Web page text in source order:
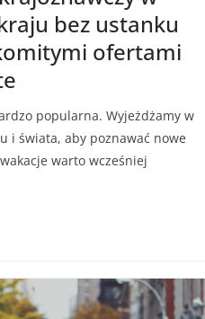
bez ustanku
ofertami
popularna. Wyjeżdżamy w
i świata, aby poznawać nowe
warto wcześniej